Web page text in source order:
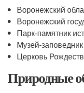
Воронежский
Воронежский
Парк-памятник
Музей-
Церковь
Природные